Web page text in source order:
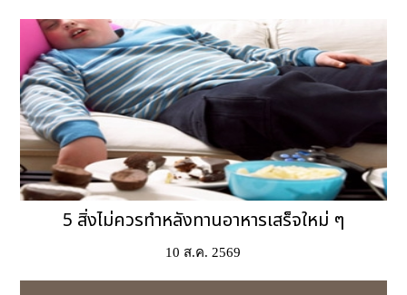
5 สิ่งไม่ควรทำหลังทานอาหารเสร็จใหม่ ๆ
10 ส.ค. 2569